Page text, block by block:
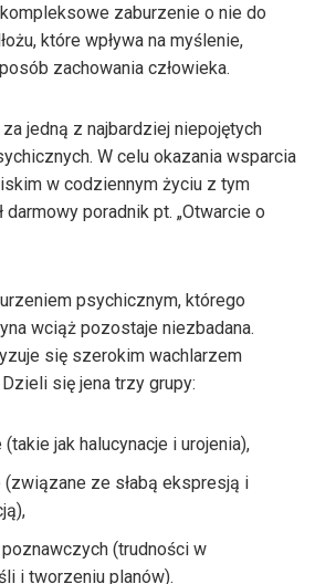
zaburzenie o nie do
które wpływa na myślenie,
zachowania człowieka.
jedną z najbardziej niepojętych
W celu okazania wsparcia
w codziennym życiu z tym
poradnik pt. „Otwarcie o
psychicznym, którego
wciąż pozostaje niezbadana.
się szerokim wachlarzem
się jena trzy grupy:
jak halucynacje i urojenia),
ze słabą ekspresją i
(trudności w
i tworzeniu planów).